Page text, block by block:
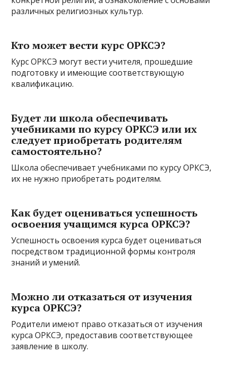
различных религиозных культур.
Кто может вести курс ОРКСЭ?
Курс ОРКСЭ могут вести учителя, прошедшие
подготовку и имеющие соответствующую
квалификацию.
Будет ли школа обеспечивать
учебниками по курсу ОРКСЭ или их
следует приобретать родителям
самостоятельно?
Школа обеспечивает учебниками по курсу ОРКСЭ,
их не нужно приобретать родителям.
Как будет оцениваться успешность
освоения учащимся курса ОРКСЭ?
Успешность освоения курса будет оцениваться
посредством традиционной формы контроля
знаний и умений.
Можно ли отказаться от изучения
курса ОРКСЭ?
Родители имеют право отказаться от изучения
курса ОРКСЭ, предоставив соответствующее
заявление в школу.